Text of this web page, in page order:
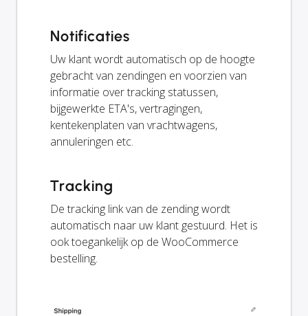
Notificaties
Uw klant wordt automatisch op de hoogte
gebracht van zendingen en voorzien van
informatie over tracking statussen,
bijgewerkte ETA's, vertragingen,
kentekenplaten van vrachtwagens,
annuleringen etc.
Tracking
De tracking link van de zending wordt
automatisch naar uw klant gestuurd. Het is
ook toegankelijk op de WooCommerce
bestelling.